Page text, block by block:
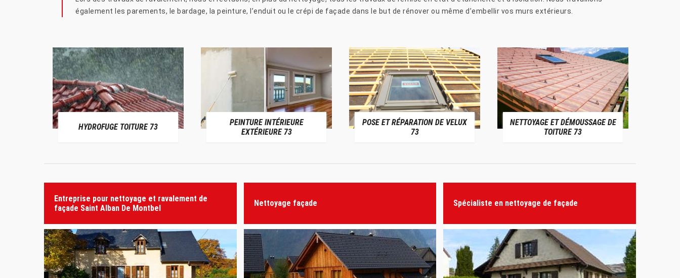
également les parements, le bardage, la peinture, l’enduit ou le crépi de façade dans le but de rénover ou même d’embellir vos murs extérieurs.
HYDROFUGE TOITURE 73
PEINTURE INTÉRIEURE
EXTÉRIEURE 73
POSE ET RÉPARATION DE VELUX
73
NETTOYAGE ET DÉMOUSSAGE DE
TOITURE 73
Entreprise pour nettoyage et ravalement de
façade Saint Alban De Montbel
Nettoyage façade Spécialiste en nettoyage de façade